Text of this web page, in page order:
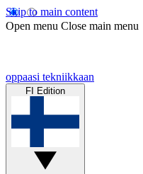
Skip to main content
Open menu Close main menu
oppaasi tekniikkaan
FI Edition